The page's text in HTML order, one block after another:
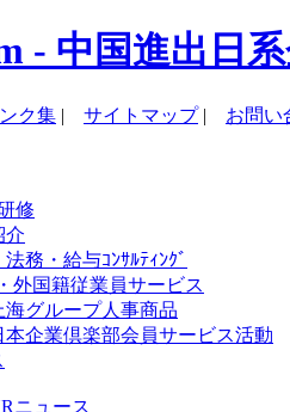
- 中国進出日
ク集 | サイトマップ| お問い
修
介
法務・給与ｺﾝｻﾙﾃｨﾝｸﾞ
外国籍従業員サービス
海グループ人事商品
本企業倶楽部会員サービス活動
ニュース